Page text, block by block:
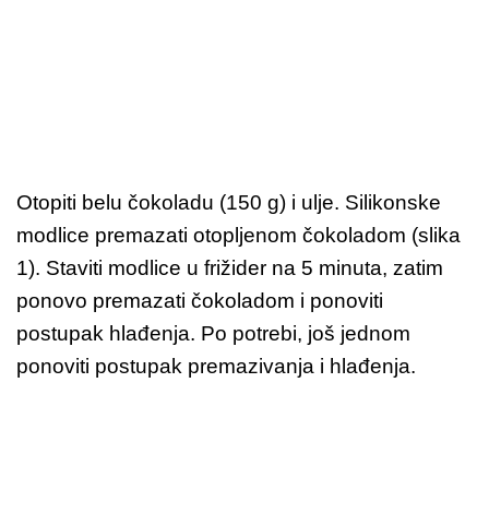
Otopiti belu čokoladu (150 g) i ulje. Silikonske
modlice premazati otopljenom čokoladom (slika
1). Staviti modlice u frižider na 5 minuta, zatim
ponovo premazati čokoladom i ponoviti
postupak hlađenja. Po potrebi, još jednom
ponoviti postupak premazivanja i hlađenja.